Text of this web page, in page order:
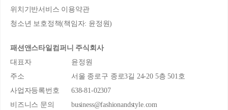
위치기반서비스 이용약관
청소년 보호정책(책임자: 윤정원)
패션앤스타일컴퍼니 주식회사
대표자
윤정원
주소
서울 종로구 종로3길 24-20 5층 501호
사업자등록번호
638-81-02307
비즈니스 문의
business@fashionandstyle.com